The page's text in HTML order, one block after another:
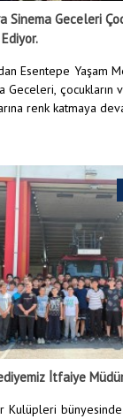
Sinema Geceleri
Esentepe Yaşam
Geceleri,
renk katmaya
İtfaiye
Kulüpleri bünyesinde